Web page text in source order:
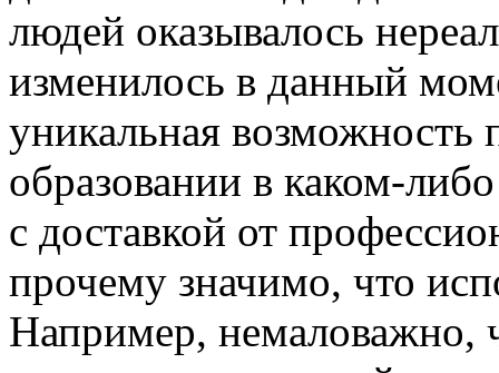
людей оказывалось
изменилось в данный
уникальная возможность
образовании в каком-
с доставкой от
прочему значимо, что
Например, немаловажно,